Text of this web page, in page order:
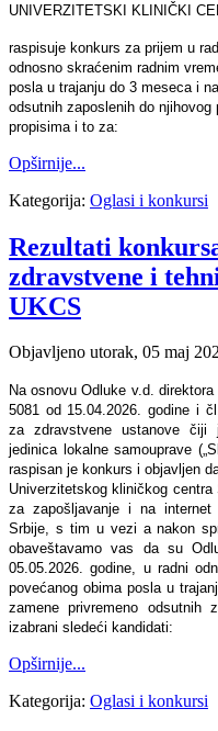
UNIVERZITETSKI KLINIČKI
raspisuje konkurs za prijem u
odnosno skraćenim radnim
posla u trajanju do 3 meseca i
odsutnih zaposlenih do
propisima i to za:
Opširnije...
Kategorija: Oglasi i konkursi
Rezultati
zdravstvene i
UKCS
Objavljeno utorak, 05 maj
Na osnovu Odluke v.d.
5081 od 15.04.2026. godine i
za zdravstvene ustanove čiji
jedinica lokalne samouprave
raspisan je konkurs i objavlјen
Univerzitetskog kliničkog
za zapošlјavanje i na internet
Srbije, s tim u vezi a nakon
obaveštavamo vas da su
05.05.2026. godine, u radni
povećanog obima posla u
zamene privremeno odsutnih
izabrani sledeći kandidati:
Opširnije...
Kategorija: Oglasi i konkursi